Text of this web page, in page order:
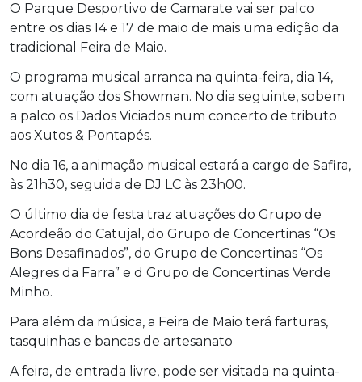
O Parque Desportivo de Camarate vai ser palco
entre os dias 14 e 17 de maio de mais uma edição da
tradicional Feira de Maio.
O programa musical arranca na quinta-feira, dia 14,
com atuação dos Showman. No dia seguinte, sobem
a palco os Dados Viciados num concerto de tributo
aos Xutos & Pontapés.
No dia 16, a animação musical estará a cargo de Safira,
às 21h30, seguida de DJ LC às 23h00.
O último dia de festa traz atuações do Grupo de
Acordeão do Catujal, do Grupo de Concertinas “Os
Bons Desafinados”, do Grupo de Concertinas “Os
Alegres da Farra” e d Grupo de Concertinas Verde
Minho.
Para além da música, a Feira de Maio terá farturas,
tasquinhas e bancas de artesanato
A feira, de entrada livre, pode ser visitada na quinta-